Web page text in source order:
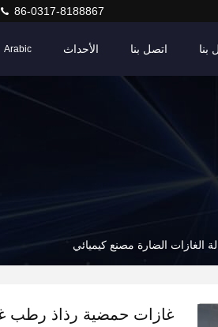
86-0317-8188867
بنا اتصل بنا الأحداث Arabic
الغازات الضارة مصنع كيميائي
غازات حمضية رذاذ رطب